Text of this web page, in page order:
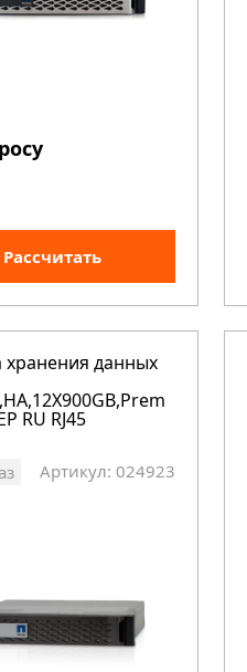
Рассчитать
хранения данных
RU RJ45
Артикул: 024923